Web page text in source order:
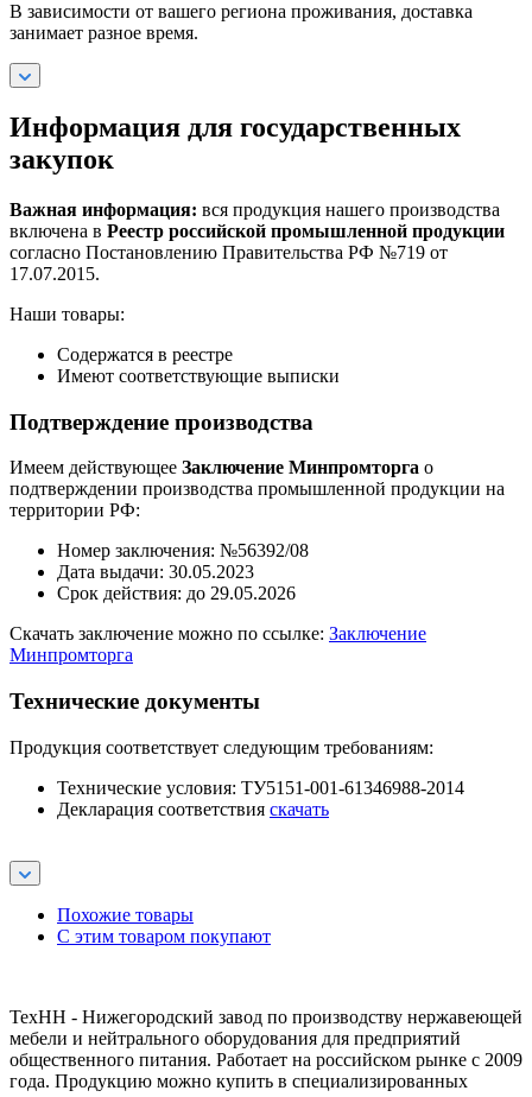
В зависимости от вашего региона проживания, доставка
занимает разное время.
Информация для государственных
закупок
Важная информация: вся продукция нашего производства
включена в Реестр российской промышленной продукции
согласно Постановлению Правительства РФ №719 от
17.07.2015.
Наши товары:
Содержатся в реестре
Имеют соответствующие выписки
Подтверждение производства
Имеем действующее Заключение Минпромторга о
подтверждении производства промышленной продукции на
территории РФ:
Номер заключения: №56392/08
Дата выдачи: 30.05.2023
Срок действия: до 29.05.2026
Скачать заключение можно по ссылке: Заключение
Минпромторга
Технические документы
Продукция соответствует следующим требованиям:
Технические условия: ТУ5151-001-61346988-2014
Декларация соответствия скачать
Похожие товары
С этим товаром покупают
ТехНН - Нижегородский завод по производству нержавеющей
мебели и нейтрального оборудования для предприятий
общественного питания. Работает на российском рынке с 2009
года. Продукцию можно купить в специализированных